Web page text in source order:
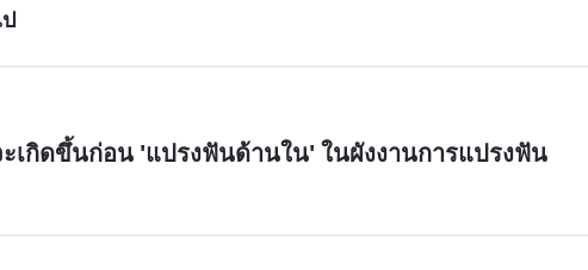
เกิดขึ้นก่อน 'แปรงฟันด้านใน' ในผังงานการแปรงฟัน